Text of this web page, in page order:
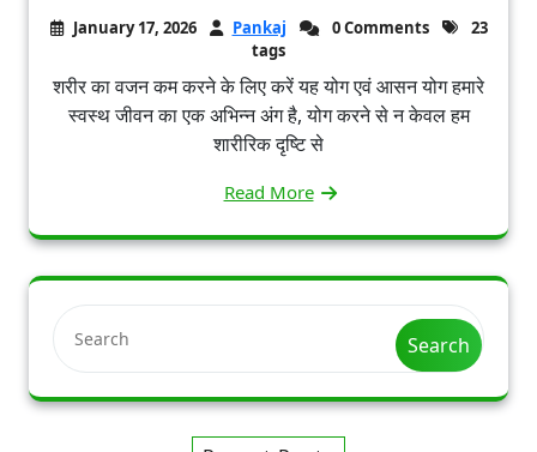
January 17, 2026 Pankaj 0 Comments
23
tags
शरीर का वजन कम करने के लिए करें यह योग एवं आसन योग हमारे
स्वस्थ जीवन का एक अभिन्न अंग है, योग करने से न केवल हम
शारीरिक दृष्टि से
Read More
Search